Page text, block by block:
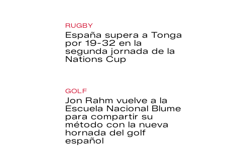
RUGBY
España supera a Tonga
por 19-32 en la
segunda jornada de la
Nations Cup
GOLF
Jon Rahm vuelve a la
Escuela Nacional Blume
para compartir su
método con la nueva
hornada del golf
español